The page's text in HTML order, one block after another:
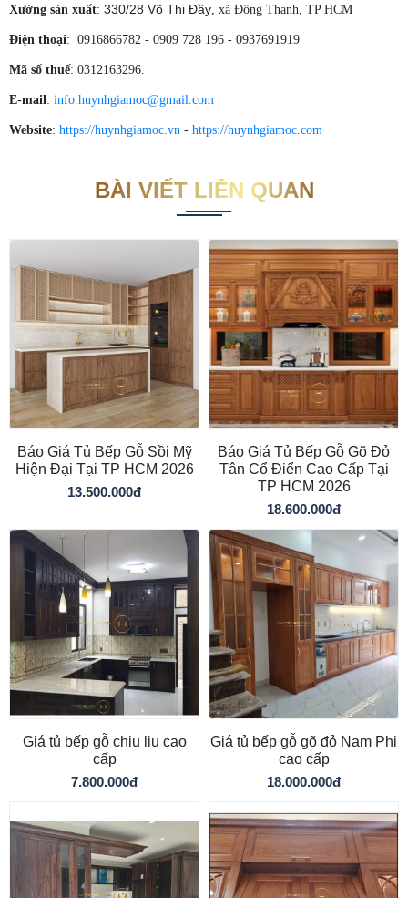
Xưởng sản xuất: 330/28 Võ Thị Đầy , xã Đông Thạnh, TP HCM
Điện thoại: 0916866782 - 0909 728 196 - 0937691919
Mã số thuế: 0312163296.
E-mail: info.huynhgiamoc@gmail.com
Website: https://huynhgiamoc.vn - https://huynhgiamoc.com
BÀI VIẾT LIÊN QUAN
Báo Giá Tủ Bếp Gỗ Sồi Mỹ
Hiện Đại Tại TP HCM 2026
13.500.000đ
Báo Giá Tủ Bếp Gỗ Gõ Đỏ
Tân Cổ Điển Cao Cấp Tại
TP HCM 2026
18.600.000đ
Giá tủ bếp gỗ chiu liu cao
cấp
7.800.000đ
Giá tủ bếp gỗ gõ đỏ Nam Phi
cao cấp
18.000.000đ